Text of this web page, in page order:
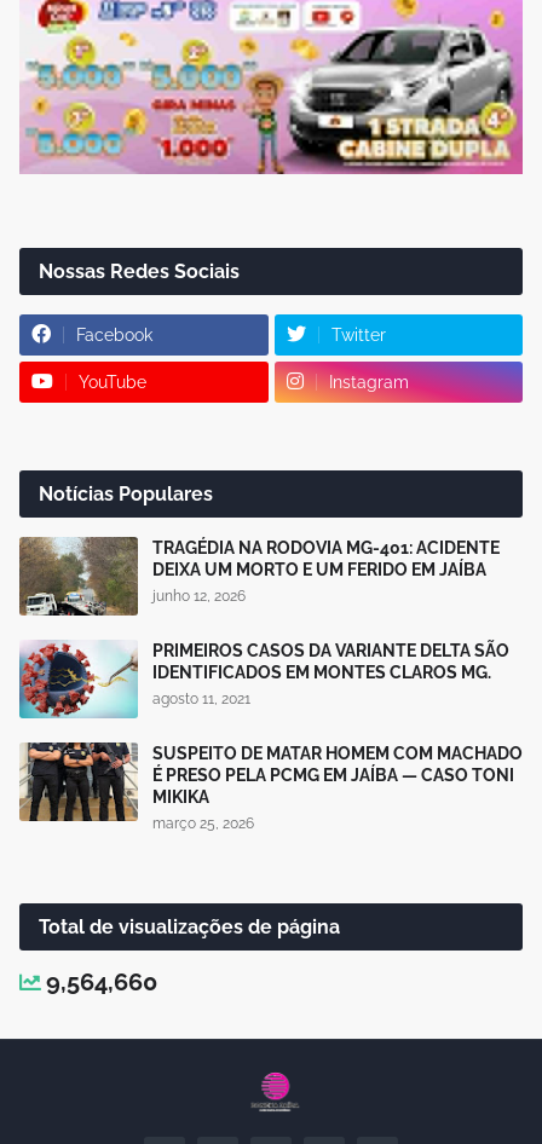
Nossas Redes Sociais
Facebook Twitter
YouTube Instagram
Notícias Populares
TRAGÉDIA NA RODOVIA MG-401: ACIDENTE
DEIXA UM MORTO E UM FERIDO EM JAÍBA
junho 12, 2026
PRIMEIROS CASOS DA VARIANTE DELTA SÃO
IDENTIFICADOS EM MONTES CLAROS MG.
agosto 11, 2021
SUSPEITO DE MATAR HOMEM COM MACHADO
É PRESO PELA PCMG EM JAÍBA — CASO TONI
MIKIKA
março 25, 2026
Total de visualizações de página
9,564,660